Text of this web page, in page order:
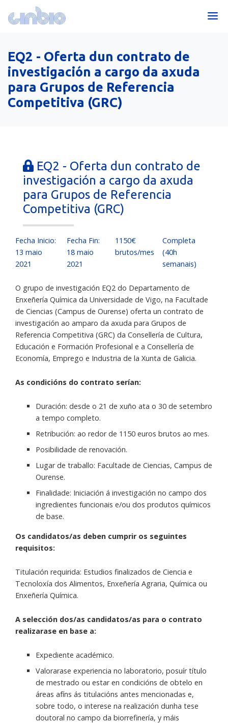
EQ2 - Oferta dun contrato de
investigación a cargo da axuda
para Grupos de Referencia
Competitiva (GRC)
EQ2 - Oferta dun contrato de
investigación a cargo da axuda
para Grupos de Referencia
Competitiva (GRC)
Fecha Inicio:
13 maio
2021
Fecha Fin:
18 maio
2021
1150€
brutos/mes
Completa
(40h
semanais)
O grupo de investigación EQ2 do Departamento de
Enxeñería Química da Universidade de Vigo, na Facultade
de Ciencias (Campus de Ourense) oferta un contrato de
investigación ao amparo da axuda para Grupos de
Referencia Competitiva (GRC) da Consellería de Cultura,
Educación e Formación Profesional e a Consellería de
Economía, Emprego e Industria de la Xunta de Galicia.
As condicións do contrato serían:
Duración: desde o 21 de xuño ata o 30 de setembro
a tempo completo.
Retribución: ao redor de 1150 euros brutos ao mes.
Posibilidade de renovación.
Lugar de traballo: Facultade de Ciencias, Campus de
Ourense.
Finalidade: Iniciación á investigación no campo dos
ingredientes funcionais e/ou dos produtos químicos
de base.
Os candidatos/as deben cumprir os seguintes
requisitos:
Titulación requirida: Estudios finalizados de Ciencia e
Tecnoloxía dos Alimentos, Enxeñería Agraria, Química ou
Enxeñería Química.
A selección dos/as candidatos/as para o contrato
realizarase en base a:
Expediente académico.
Valorarase experiencia no laboratorio, posuír título
de mestrado ou estar en condicións de obtelo en
áreas afíns ás titulacións antes mencionadas e,
sobre todo, o interese na realización dunha tese
doutoral no campo da biorrefinería, y máis